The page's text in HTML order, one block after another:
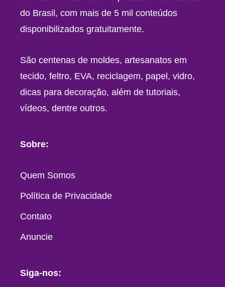
do Brasil, com mais de 5 mil conteúdos
disponibilizados gratuitamente.
São centenas de moldes, artesanatos em
tecido, feltro, EVA, reciclagem, papel, vidro,
dicas para decoração, além de tutoriais,
vídeos, dentre outros.
Sobre:
Quem Somos
Política de Privacidade
Contato
Anuncie
Siga-nos: